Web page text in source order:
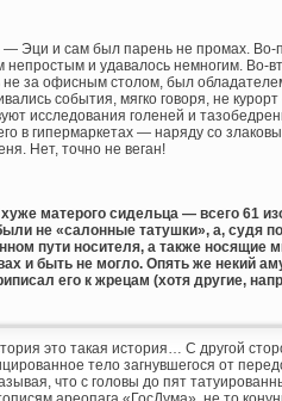
— Эци и сам был парень не промах. Во-
непростым и удавалось немногим. Во-
за офисным столом, был
события, мягко говоря, не
исследования голеней и
в гипермаркетах — наряду со
Нет, точно не веган!
матерого сидельца — всего 61
не «салонные татушки», а, судя
пути носителя, а также носящие
и быть не могло. Опять же некий
его к жрецам (хотя другие,
это такая история… С другой
тело загнувшегося от
что с головы до пят